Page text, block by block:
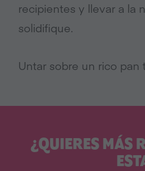
recipientes y llevar a la
solidifique.
Untar sobre un rico pan
¿QUIERES MÁS